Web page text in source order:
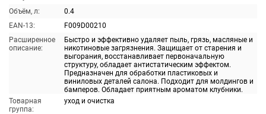
Объём, л:
0.4
EAN-13:
F009D00210
Расширенное
описание:
Быстро и эффективно удаляет пыль, грязь, масляные и
никотиновые загрязнения. Защищает от старения и
выгорания, восстанавливает первоначальную
структуру, обладает антистатическим эффектом.
Предназначен для обработки пластиковых и
виниловых деталей салона. Подходит для молдингов и
бамперов. Обладает приятным ароматом клубники.
Товарная
группа:
уход и очистка